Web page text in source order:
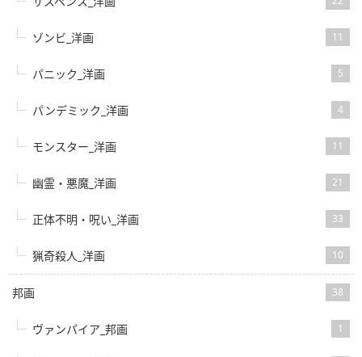
ゾンビ_洋画 11
パニック_洋画 5
パンデミック_洋画 4
モンスター_洋画 11
幽霊・悪魔_洋画 21
正体不明・呪い_洋画 33
猟奇殺人_洋画 10
邦画 38
ヴァンパイア_邦画 1